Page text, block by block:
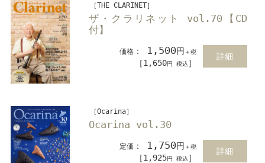
［THE CLARINET］
ザ・クラリネット vol.70【CD
付】
価格 ： 1,500円 ＋税
［1,650円 税込 ］
詳細
［Ocarina］
Ocarina vol.30
定価 ： 1,750円 ＋税
［1,925円 税込 ］
詳細